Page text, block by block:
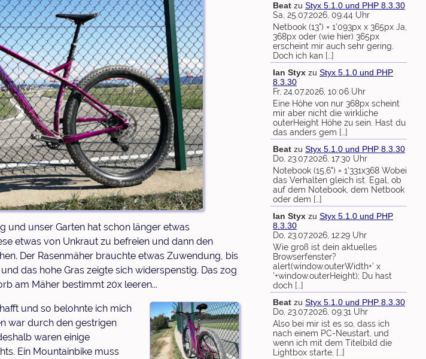
und unser Garten hat schon länger etwas
etwas von Unkraut zu befreien und dann den
Der Rasenmäher brauchte etwas Zuwendung, bis
das hohe Gras zeigte sich widerspenstig. Das zog
am Mäher bestimmt 20x leeren...
und so belohnte ich mich
war durch den gestrigen
waren einige
Ein Mountainbike muss
Beat zu Styx 5.1.0 und PHP 8.3.30
Sa, 25.07.2026, 09:44 Uhr
Netbook (13") = 1'093px x 365px Ja,
368px oder (wie hier) 365px
erscheint mir auch sehr gering.
Doch ich kan […]
Ian Styx zu Styx 5.1.0 und PHP
8.3.30
Fr, 24.07.2026, 10:06 Uhr
Eine Höhe von nur 368px scheint
mir aber nicht die wirkliche
outerHeight Höhe zu sein. Hast du
das anders gem […]
Beat zu Styx 5.1.0 und PHP 8.3.30
Do, 23.07.2026, 17:30 Uhr
Notebook (15,6") = 1'331x368 Wobei
das Verhalten gleich ist. Egal, ob
auf dem Notebook, dem Netbook
oder dem […]
Ian Styx zu Styx 5.1.0 und PHP
8.3.30
Do, 23.07.2026, 12:29 Uhr
Wie groß ist dein aktuelles
Browserfenster?
alert(window.outerWidth+' x
'+window.outerHeight); Du hast
doch […]
Beat zu Styx 5.1.0 und PHP 8.3.30
Do, 23.07.2026, 09:31 Uhr
Also bei mir ist es so, dass ich
nach einem PC-Neustart, und
wenn ich mit dem Titelbild die
Lightbox starte, […]